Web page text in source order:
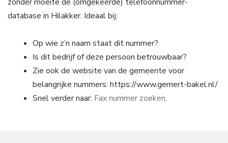
database in Hilakker. Ideaal bij:
Op wie z’n naam staat dit nummer?
Is dit bedrijf of deze persoon betrouwbaar?
Zie ook de website van de gemeente voor
belangrijke nummers: https://www.gemert-bakel.nl/
Snel verder naar: Fax nummer zoeken.